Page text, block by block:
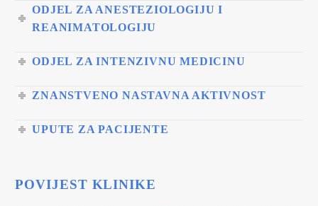
ODJEL ZA ANESTEZIOLOGIJU I
REANIMATOLOGIJU
ODJEL ZA INTENZIVNU MEDICINU
ZNANSTVENO NASTAVNA AKTIVNOST
UPUTE ZA PACIJENTE
POVIJEST KLINIKE